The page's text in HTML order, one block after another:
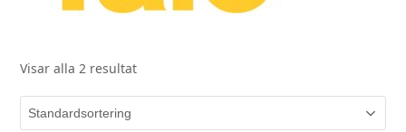
Visar alla 2 resultat